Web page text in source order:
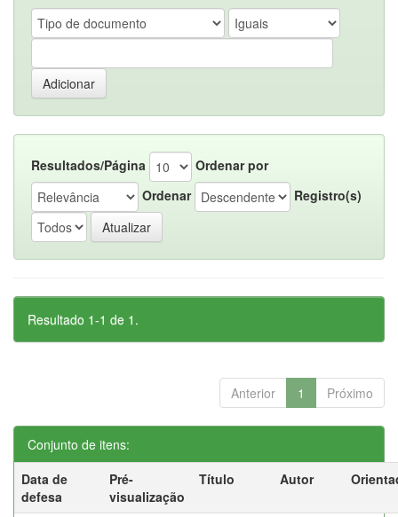
Resultados/Página
Ordenar por
Ordenar
Registro(s)
Resultado 1-1 de 1.
Anterior 1 Próximo
Conjunto de itens:
Data de
defesa
Pré-
visualização
Título Autor